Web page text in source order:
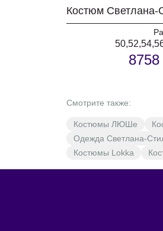
8758
Смотрите также:
Костюмы ЛЮШе
Одежда Светлана-
Костюмы Lokka